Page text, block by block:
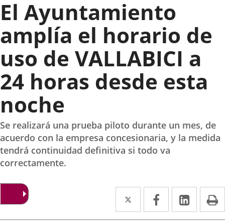
Valladolid
El Ayuntamiento
amplía el horario de
uso de VALLABICI a
24 horas desde esta
noche
Se realizará una prueba piloto durante un mes, de
acuerdo con la empresa concesionaria, y la medida
tendrá continuidad definitiva si todo va
correctamente.
Twitter
Enlace
a
Facebook
Enlace
a
Enlace
a